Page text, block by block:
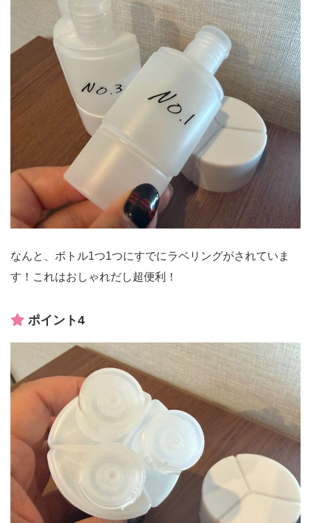
なんと、ボトル1つ1つにすでにラベリングがされていま
す！これはおしゃれだし超便利！
ポイント4